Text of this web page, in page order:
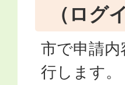
（ログ
市で申請
行します。